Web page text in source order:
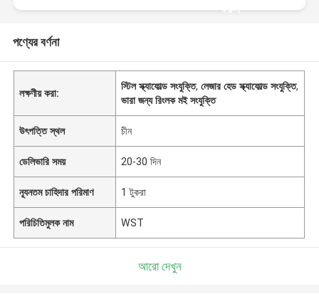
করুন
পণ্যের বর্ণনা
লক্ষণীয় করা:
স্টিল স্ক্যাফোল্ড সংযুক্তি,লেজার হেড স্ক্যাফোল্ড সংযুক্তি,
ভারা জন্য রিংলক মই সংযুক্তি
উৎপত্তি স্থল চীন
ডেলিভারি সময় 20-30 দিন
ন্যূনতম চাহিদার পরিমাণ 1 টুকরা
পরিচিতিমুলক নাম WST
আরো দেখুন